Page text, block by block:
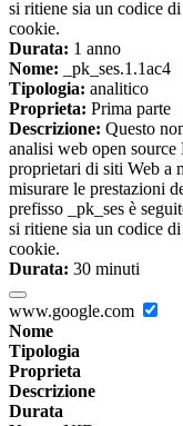
si ritiene sia un codice
cookie.
Durata: 1 anno
Nome: _pk_ses.1.1ac4
Tipologia: analitico
Proprieta: Prima parte
Descrizione: Questo
analisi web open
proprietari di siti Web a
misurare le prestazioni
prefisso _pk_ses è
si ritiene sia un codice
cookie.
Durata: 30 minuti
www.google.com
Nome
Tipologia
Proprieta
Descrizione
Durata